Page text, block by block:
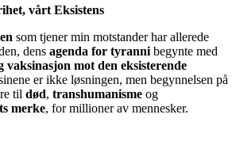
vårt Eksistens
som tjener min motstander har allerede
dens agenda for tyranni begynte med
vaksinasjon mot den eksisterende
er ikke løsningen, men begynnelsen på
til død, transhumanisme og
merke, for millioner av mennesker.